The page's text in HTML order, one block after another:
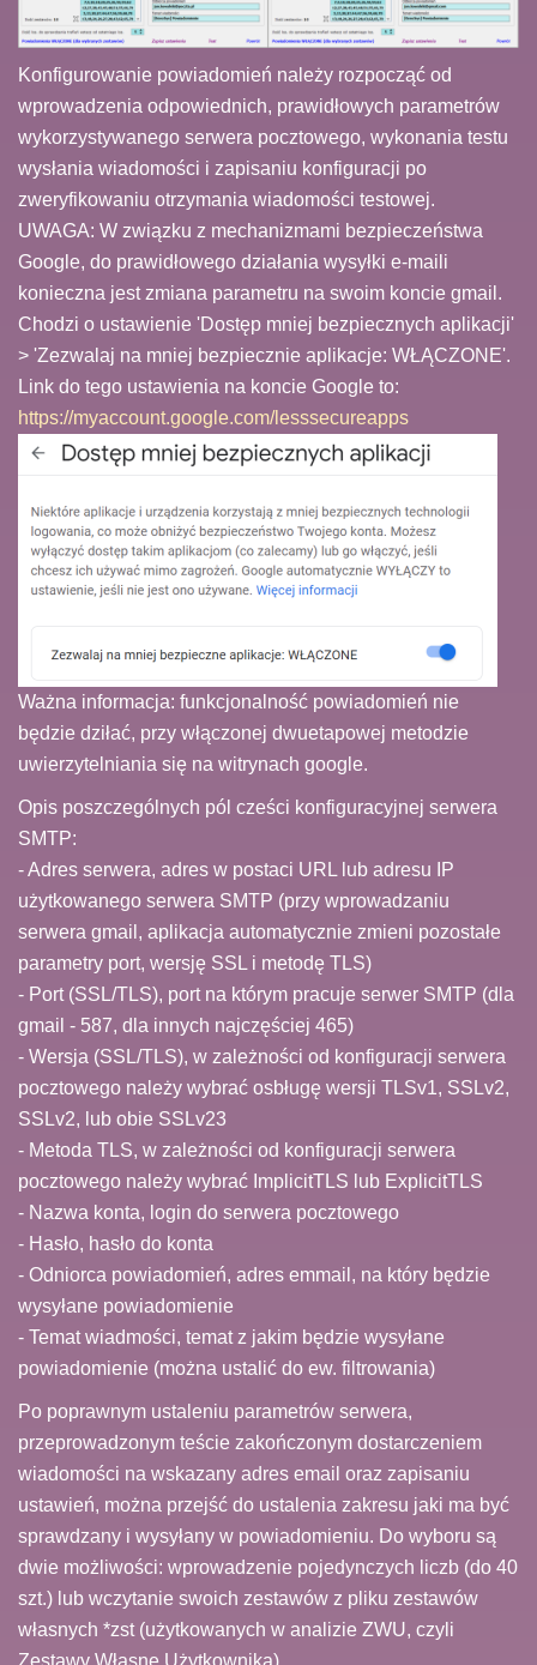
Konfigurowanie powiadomień należy rozpocząć od
wprowadzenia odpowiednich, prawidłowych parametrów
wykorzystywanego serwera pocztowego, wykonania testu
wysłania wiadomości i zapisaniu konfiguracji po
zweryfikowaniu otrzymania wiadomości testowej.
UWAGA: W związku z mechanizmami bezpieczeństwa
Google, do prawidłowego działania wysyłki e-maili
konieczna jest zmiana parametru na swoim koncie gmail.
Chodzi o ustawienie 'Dostęp mniej bezpiecznych aplikacji'
> 'Zezwalaj na mniej bezpiecznie aplikacje: WŁĄCZONE'.
Link do tego ustawienia na koncie Google to:
https://myaccount.google.com/lesssecureapps
Ważna informacja: funkcjonalność powiadomień nie
będzie dziłać, przy włączonej dwuetapowej metodzie
uwierzytelniania się na witrynach google.
Opis poszczególnych pól cześci konfiguracyjnej serwera
SMTP:
- Adres serwera, adres w postaci URL lub adresu IP
użytkowanego serwera SMTP (przy wprowadzaniu
serwera gmail, aplikacja automatycznie zmieni pozostałe
parametry port, wersję SSL i metodę TLS)
- Port (SSL/TLS), port na którym pracuje serwer SMTP (dla
gmail - 587, dla innych najczęściej 465)
- Wersja (SSL/TLS), w zależności od konfiguracji serwera
pocztowego należy wybrać osbługę wersji TLSv1, SSLv2,
SSLv2, lub obie SSLv23
- Metoda TLS, w zależności od konfiguracji serwera
pocztowego należy wybrać ImplicitTLS lub ExplicitTLS
- Nazwa konta, login do serwera pocztowego
- Hasło, hasło do konta
- Odniorca powiadomień, adres emmail, na który będzie
wysyłane powiadomienie
- Temat wiadmości, temat z jakim będzie wysyłane
powiadomienie (można ustalić do ew. filtrowania)
Po poprawnym ustaleniu parametrów serwera,
przeprowadzonym teście zakończonym dostarczeniem
wiadomości na wskazany adres email oraz zapisaniu
ustawień, można przejść do ustalenia zakresu jaki ma być
sprawdzany i wysyłany w powiadomieniu. Do wyboru są
dwie możliwości: wprowadzenie pojedynczych liczb (do 40
szt.) lub wczytanie swoich zestawów z pliku zestawów
własnych *zst (użytkowanych w analizie ZWU, czyli